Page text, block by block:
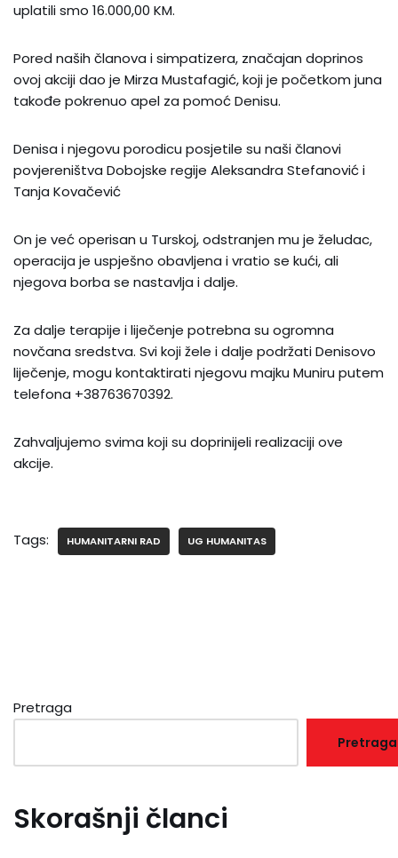
uplatili smo 16.000,00 KM.
Pored naših članova i simpatizera, značajan doprinos
ovoj akciji dao je Mirza Mustafagić, koji je početkom juna
takođe pokrenuo apel za pomoć Denisu.
Denisa i njegovu porodicu posjetile su naši članovi
povjereništva Dobojske regije Aleksandra Stefanović i
Tanja Kovačević
On je već operisan u Turskoj, odstranjen mu je želudac,
operacija je uspješno obavljena i vratio se kući, ali
njegova borba se nastavlja i dalje.
Za dalje terapije i liječenje potrebna su ogromna
novčana sredstva. Svi koji žele i dalje podržati Denisovo
liječenje, mogu kontaktirati njegovu majku Muniru putem
telefona +38763670392.
Zahvaljujemo svima koji su doprinijeli realizaciji ove
akcije.
Tags: HUMANITARNI RAD UG HUMANITAS
Pretraga
Pretraga
Skorašnji članci